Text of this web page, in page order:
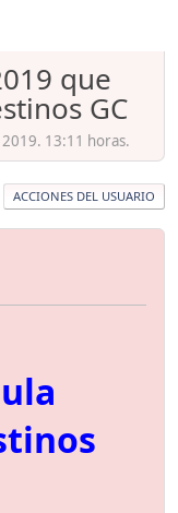
que
GC
13:11 horas.
ACCIONES DEL USUARIO